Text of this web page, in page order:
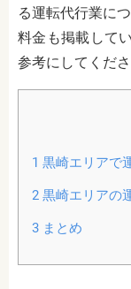
る運転代行業に
料金も掲載して
参考にしてくださ
1 黒崎エリアで
2黒崎エリアの
3まとめ